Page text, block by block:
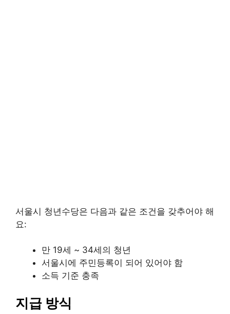
서울시 청년수당은 다음과 같은 조건을 갖추어야 해
요:
만 19세 ~ 34세의 청년
서울시에 주민등록이 되어 있어야 함
소득 기준 충족
지급 방식